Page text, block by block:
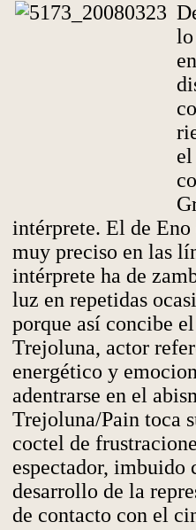
lo
intérprete. El de Eno
muy preciso en las
intérprete ha de
luz en repetidas
porque así concibe
Trejoluna, actor
energético y
adentrarse en el
Trejoluna/Pain toca
coctel de
espectador, imbuido
desarrollo de la
de contacto con el